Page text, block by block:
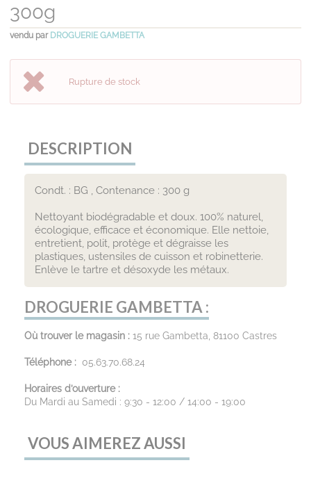
300g
vendu par DROGUERIE GAMBETTA
Rupture de stock
DESCRIPTION
Condt. : BG , Contenance : 300 g
Nettoyant biodégradable et doux. 100% naturel,
écologique, efficace et économique. Elle nettoie,
entretient, polit, protège et dégraisse les
plastiques, ustensiles de cuisson et robinetterie.
Enlève le tartre et désoxyde les métaux.
DROGUERIE GAMBETTA :
Où trouver le magasin : 15 rue Gambetta, 81100 Castres
Téléphone : 05.63.70.68.24
Horaires d’ouverture :
Du Mardi au Samedi : 9:30 - 12:00 / 14:00 - 19:00
VOUS AIMEREZ AUSSI